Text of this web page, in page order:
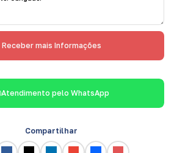
Atendimento pelo WhatsApp
Compartilhar